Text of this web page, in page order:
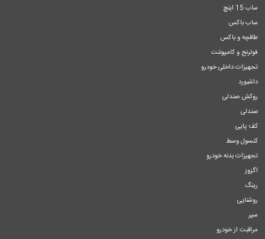
ساب 15 اینچ
ساب باکس
طاقچه و باکس
فولرنج و کامپوننت
تجهیزات داخلی خودرو
داشبورد
روکش صندلی
صندلی
کف پایی
کنسول وسط
تجهیزات بدنه خودرو
اگزوز
رینگ
روشنایی
سپر
مراقبت از خودرو